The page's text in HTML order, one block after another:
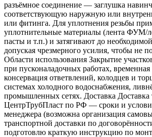
разъёмное соединение — заглушка
соответствующую наружную или
или фитинга. Для уплотнения резьбы
уплотнительные материалы (лента ФУМ/
пасты и т.п.) и затягивают до
допуская чрезмерного усилия, чтобы не
Области использования Закрытие
при пусконаладочных работах,
консервация ответвлений, колодцев и
системах холодного водоснабжения,
промышленных сетях. Доставка Доставка
ЦентрТрубПласт по РФ — сроки и
менеджера (возможна организация
транспортной доставки по
подготовлю краткую инструкцию по